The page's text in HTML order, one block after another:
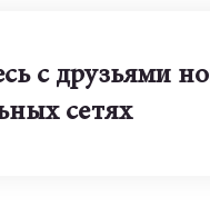
с друзьями
сетях